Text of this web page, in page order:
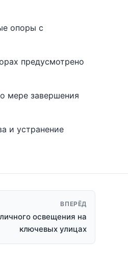
опоры с
предусмотрено
мере завершения
и устранение
ВПЕРЁД
освещения на
ключевых улицах